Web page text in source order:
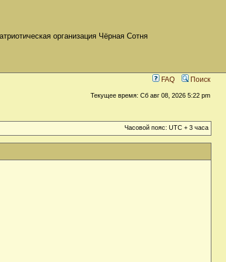
организация Чёрная Сотня
FAQ Поиск
Текущее время: Сб авг 08, 2026 5:22 pm
Часовой пояс: UTC + 3 часа